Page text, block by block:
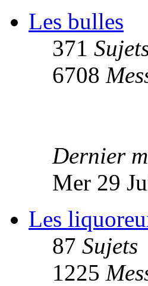
Les bulles
371
6708
Dernier
Mer 29
Les
87 Sujets
1225